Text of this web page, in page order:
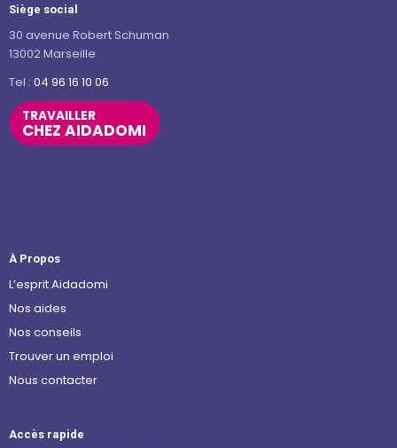
Siège social
30 avenue Robert Schuman
13002 Marseille
Tel : 04 96 16 10 06
TRAVAILLER
CHEZ AIDADOMI
À Propos
L’esprit Aidadomi
Nos aides
Nos conseils
Trouver un emploi
Nous contacter
Accès rapide